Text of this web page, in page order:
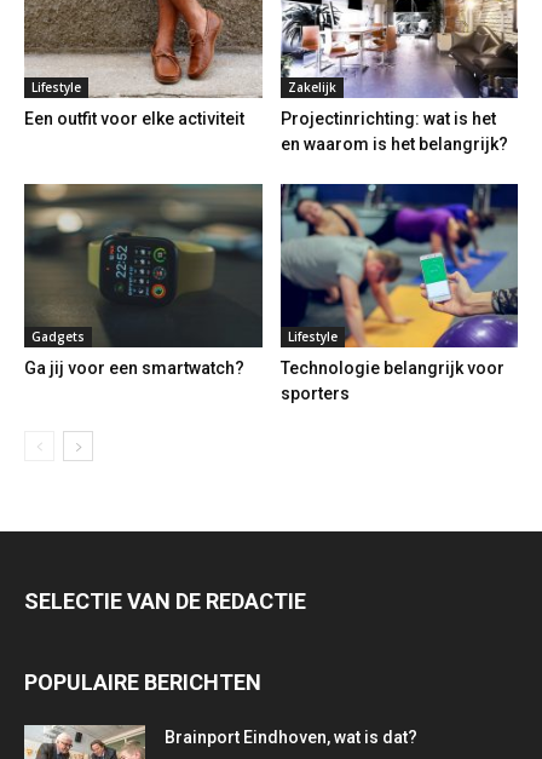
Lifestyle
Een outfit voor elke activiteit
Zakelijk
Projectinrichting: wat is het
en waarom is het belangrijk?
Gadgets
Ga jij voor een smartwatch?
Lifestyle
Technologie belangrijk voor
sporters
SELECTIE VAN DE REDACTIE
POPULAIRE BERICHTEN
Brainport Eindhoven, wat is dat?